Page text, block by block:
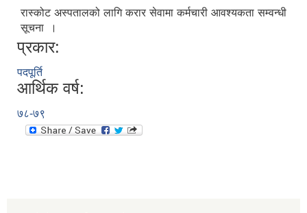
रास्‍कोट अस्पतालको लागि करार सेवामा कर्मचारी आवश्यकता सम्वन्धी
सूचना ।
प्रकार:
पदपूर्ति
आर्थिक वर्ष:
७८-७९